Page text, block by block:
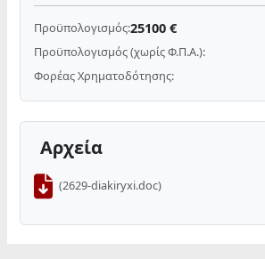
Προϋπολογισμός:25100 €
Προϋπολογισμός (χωρίς Φ.Π.Α.):
Φορέας Χρηματοδότησης:
Αρχεία
(2629-diakiryxi.doc)